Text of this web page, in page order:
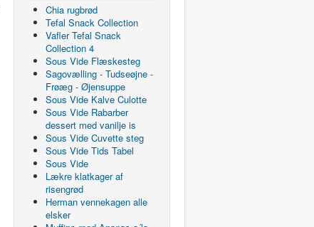
Chia rugbrød
Tefal Snack Collection
Vafler Tefal Snack
Collection 4
Sous Vide Flæskesteg
Sagovælling - Tudseøjne -
Frøæg - Øjensuppe
Sous Vide Kalve Culotte
Sous Vide Rabarber
dessert med vanilje is
Sous Vide Cuvette steg
Sous Vide Tids Tabel
Sous Vide
Lækre klatkager af
risengrød
Herman vennekagen alle
elsker